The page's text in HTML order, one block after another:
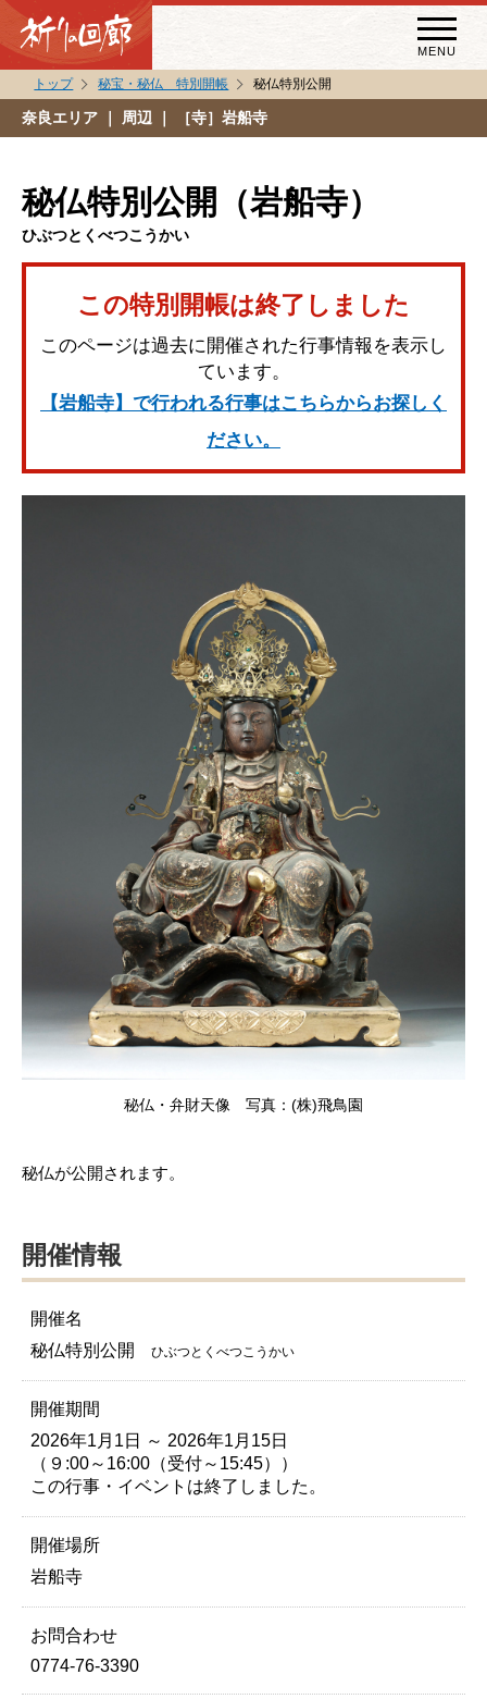
MENU
秘宝・秘仏特別開帳
祈りの回廊コラム
トップ 秘宝・秘仏 特別開帳 秘仏特別公開
奈良エリア ｜ 周辺 ｜ ［寺］岩船寺
秘仏特別公開（岩船寺）
ひぶつとくべつこうかい
この特別開帳は終了しました
このページは過去に開催された行事情報を表示し
ています。
【岩船寺】で行われる行事はこちらからお探しく
ださい。
秘仏・弁財天像 写真：(株)飛鳥園
秘仏が公開されます。
開催情報
開催名
秘仏特別公開
ひぶつとくべつこうかい
開催期間
2026年1月1日 ～ 2026年1月15日
（９:00～16:00（受付～15:45））
この行事・イベントは終了しました。
開催場所
岩船寺
お問合わせ
0774-76-3390